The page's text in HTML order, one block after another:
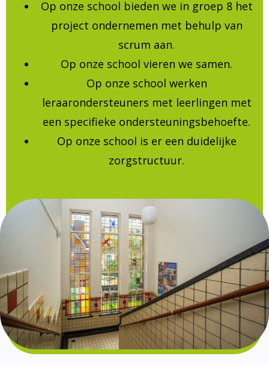
Op onze school bieden we in groep 8 het
project ondernemen met behulp van
scrum aan.
Op onze school vieren we samen.
Op onze school werken
leraarondersteuners met leerlingen met
een specifieke ondersteuningsbehoefte.
Op onze school is er een duidelijke
zorgstructuur.